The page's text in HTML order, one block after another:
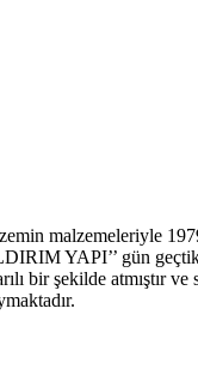
malzemeleriyle
YAPI’’ gün
bir şekilde atmıştır